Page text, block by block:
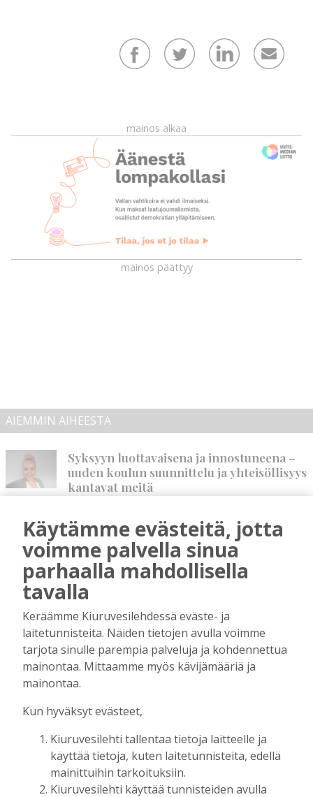
mainos alkaa
mainos päättyy
AIEMMIN AIHEESTA
Syksyyn luottavaisena ja innostuneena –
uuden koulun suunnittelu ja yhteisöllisyys
kantavat meitä
Pauliina Kuonanoja 3.8.2026 08:00
Yhdessä tekemällä syntyy paras
tunnelma
Tilaajille
Ari Kärkkäinen
Kotiseuturakkautta
Tilaajille
Risto Juntunen 13.7.2026 10:42
Tilaajille
Juha-Pekka Rusanen 7.7.2026 10:00
Onko aina pakko olla mielipide?
Tilaajille
Käytämme evästeitä, jotta
voimme palvella sinua
parhaalla mahdollisella
tavalla
Keräämme Kiuruvesilehdessä eväste- ja
laitetunnisteita. Näiden tietojen avulla voimme
tarjota sinulle parempia palveluja ja kohdennettua
mainontaa. Mittaamme myös kävijämääriä ja
mainontaa.
Kun hyväksyt evästeet,
Kiuruvesilehti tallentaa tietoja laitteelle ja
käyttää tietoja, kuten laitetunnisteita, edellä
mainittuihin tarkoituksiin.
Kiuruvesilehti käyttää tunnisteiden avulla